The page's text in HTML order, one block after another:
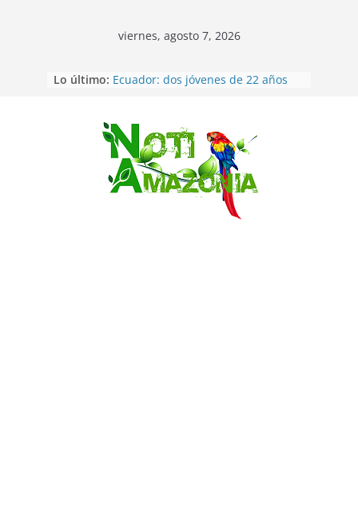
Saltar
viernes, agosto 7, 2026
Lo último: Ecuador: dos jóvenes de 22 años
Sentencian a 34 años de prisión a
implicados en caso de Alison,
oriunda de Tena
Vozinha, el arquero sensación de
cabo Verde, ya llegó para
incorporarse a Colo Colo de Chile
Pastaza: la parroquia Diez de